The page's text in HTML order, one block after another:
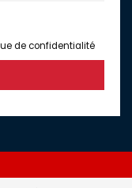
de confidentialité